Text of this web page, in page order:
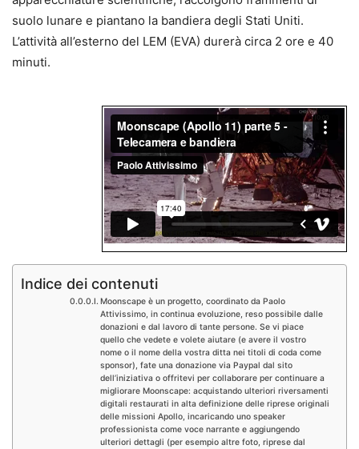
suolo lunare e piantano la bandiera degli Stati Uniti.
L’attività all’esterno del LEM (EVA) durerà circa 2 ore e 40
minuti.
Indice dei contenuti
Moonscape è un progetto, coordinato da Paolo
Attivissimo, in continua evoluzione, reso possibile dalle
donazioni e dal lavoro di tante persone. Se vi piace
quello che vedete e volete aiutare (e avere il vostro
nome o il nome della vostra ditta nei titoli di coda come
sponsor), fate una donazione via Paypal dal sito
dell’iniziativa o offritevi per collaborare per continuare a
migliorare Moonscape: acquistando ulteriori riversamenti
digitali restaurati in alta definizione delle riprese originali
delle missioni Apollo, incaricando uno speaker
professionista come voce narrante e aggiungendo
ulteriori dettagli (per esempio altre foto, riprese dal